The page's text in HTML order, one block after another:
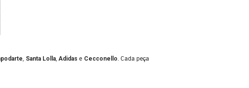
Santa Lolla, Adidas e Cecconello . Cada peça